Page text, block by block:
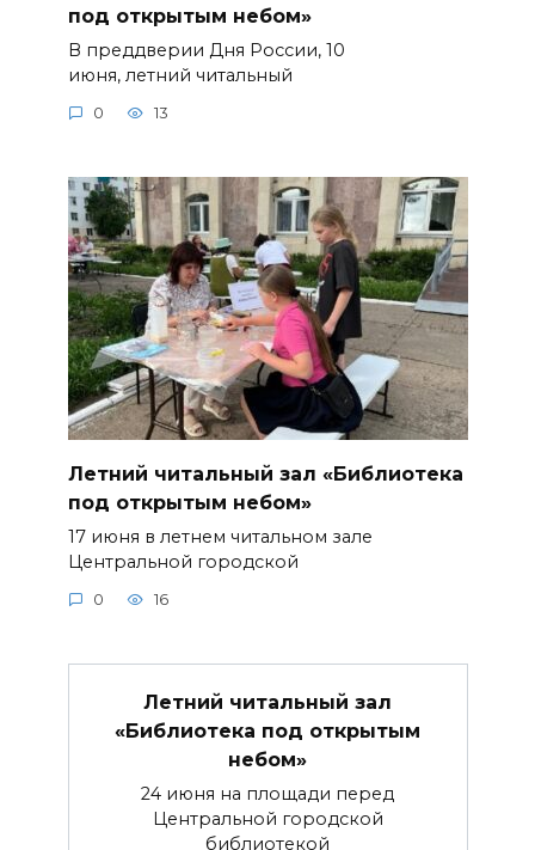
под открытым небом»
В преддверии Дня России, 10
июня, летний читальный
0 13
Летний читальный зал «Библиотека
под открытым небом»
17 июня в летнем читальном зале
Центральной городской
0 16
Летний читальный зал
«Библиотека под открытым
небом»
24 июня на площади перед
Центральной городской
библиотекой